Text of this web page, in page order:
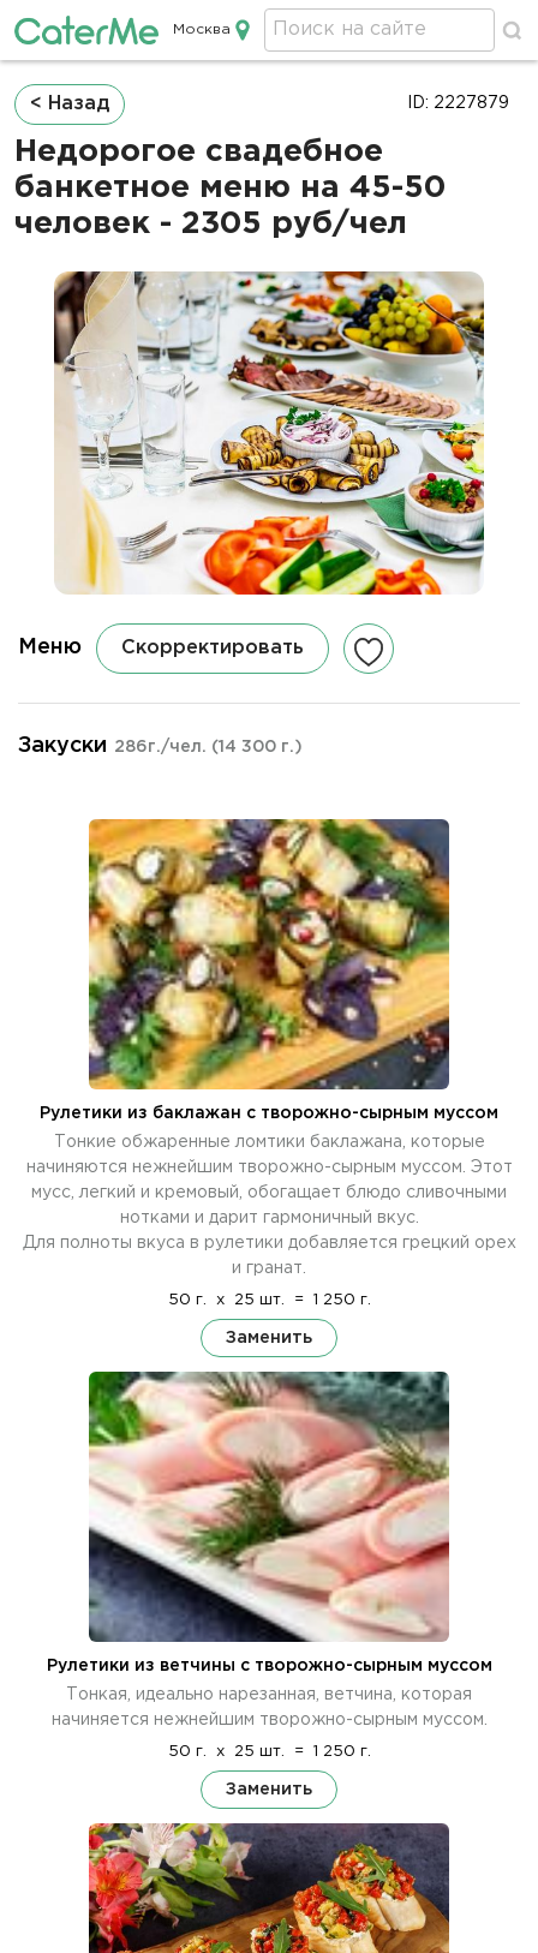
Кейтеринг в Москве
Москва
Строка
навигации
< Назад
Недорогое свадебное
банкетное меню на 45-50
человек - 2305 руб/чел
ID: 2227879
Меню Скорректировать
Закуски 286г./чел. (14 300 г.)
Рулетики из баклажан с творожно-сырным муссом
Тонкие обжаренные ломтики баклажана, которые
начиняются нежнейшим творожно-сырным муссом. Этот
мусс, легкий и кремовый, обогащает блюдо сливочными
нотками и дарит гармоничный вкус.
Для полноты вкуса в рулетики добавляется грецкий орех
и гранат.
50 г. x 25 шт. = 1 250 г.
Заменить
Рулетики из ветчины с творожно-сырным муссом
Тонкая, идеально нарезанная, ветчина, которая
начиняется нежнейшим творожно-сырным муссом.
50 г. x 25 шт. = 1 250 г.
Заменить